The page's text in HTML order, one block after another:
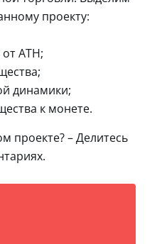
проекту:
ATH;
динамики;
к монете.
проекте? – Делитесь